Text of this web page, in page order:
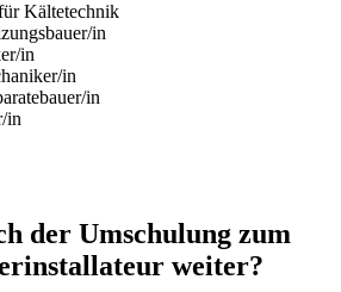
Kältetechnik
in
in
in
in
in
der Umschulung zum
weiter?